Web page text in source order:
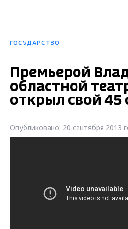
ГОСУДАРСТВО
Премьерой
областной
открыл свой 45
Опубликовано: 20 сентября 2013